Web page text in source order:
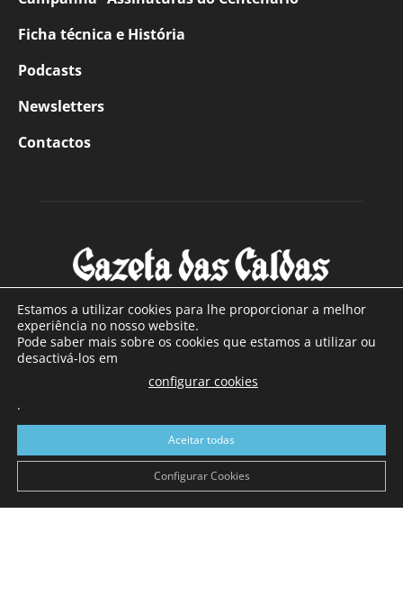
Ficha técnica e História
Podcasts
Newsletters
Contactos
SOBRE NÓS
Com sede nas Caldas da Rainha e mais de 90 anos de
a sul de distrito de Leiria, com mais de 40.000 leitores por
toda a região Oeste. Jornal com distribuição em Portugal
Continental e assinatura online.
Estamos a utilizar cookies para lhe proporcionar a melhor
experiência no nosso website.
Pode saber mais sobre os cookies que estamos a utilizar ou
desactivá-los em
configurar cookies
.
Aceitar todas
Configurar Cookies